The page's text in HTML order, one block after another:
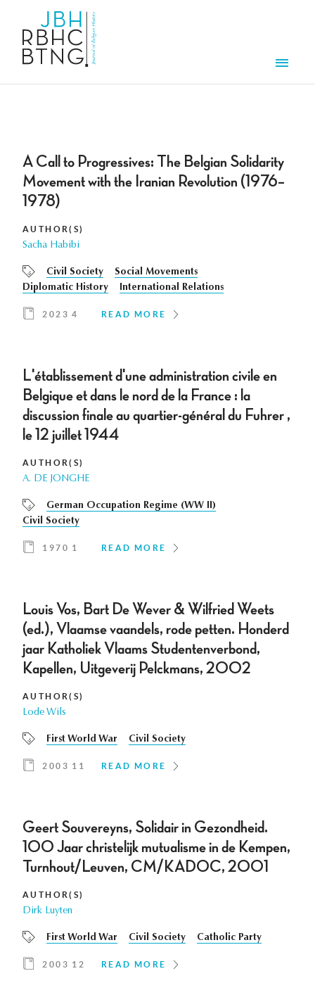
A Call to Progressives: The Belgian Solidarity
Movement with the Iranian Revolution (1976–
1978)
AUTHOR(S)
Sacha Habibi
Civil Society
Social Movements
Diplomatic History
International Relations
2023 4 READ MORE
L'établissement d'une administration civile en
Belgique et dans le nord de la France : la
discussion finale au quartier-général du Fuhrer ,
le 12 juillet 1944
AUTHOR(S)
A. DE JONGHE
German Occupation Regime (WW II)
Civil Society
1970 1 READ MORE
Louis Vos, Bart De Wever & Wilfried Weets
(ed.), Vlaamse vaandels, rode petten. Honderd
jaar Katholiek Vlaams Studentenverbond,
Kapellen, Uitgeverij Pelckmans, 2002
AUTHOR(S)
Lode Wils
First World War Civil Society
2003 11 READ MORE
Geert Souvereyns, Solidair in Gezondheid.
100 Jaar christelijk mutualisme in de Kempen,
Turnhout/Leuven, CM/KADOC, 2001
AUTHOR(S)
Dirk Luyten
First World War Civil Society Catholic Party
2003 12 READ MORE